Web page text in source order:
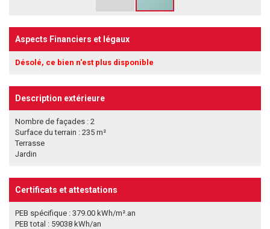
Aspects Financiers et légaux
Désolé, ce bien n'est plus disponible
Description extérieure
Nombre de façades : 2
Surface du terrain : 235 m²
Terrasse
Jardin
Certificats et attestations
PEB spécifique : 379.00 kWh/m².an
PEB total : 59038 kWh/an